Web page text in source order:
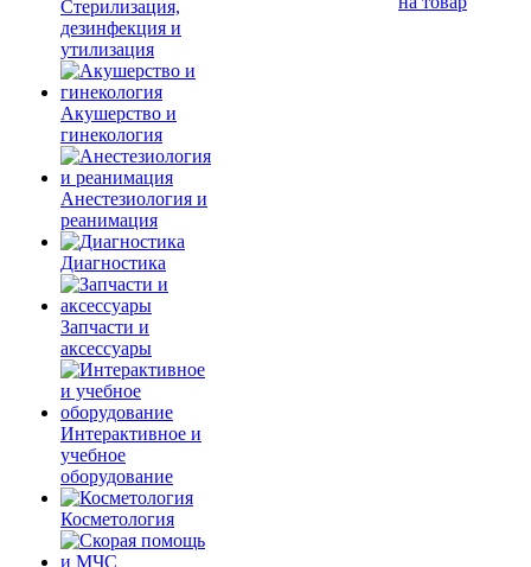
Стерилизация,
дезинфекция и
утилизация
Акушерство и
гинекология
Анестезиология и
реанимация
Диагностика
Запчасти и
аксессуары
Интерактивное и
учебное
оборудование
Косметология